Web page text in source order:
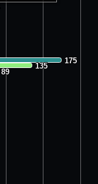
175
175
135
135
89
89